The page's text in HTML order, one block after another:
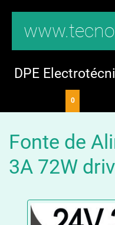
DPE
Fonte de
3A 72W
0